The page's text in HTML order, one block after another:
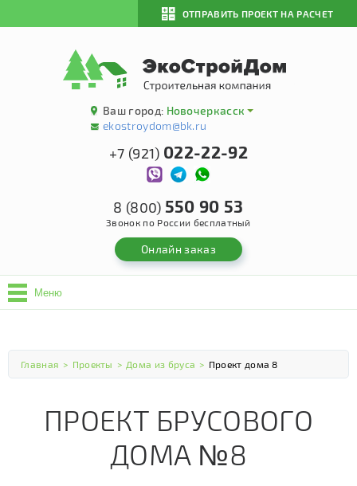
ОТПРАВИТЬ ПРОЕКТ НА РАСЧЕТ
Ваш город: Новочеркасск
ekostroydom@bk.ru
+7 (921) 022-22-92
8 (800) 550 90 53
Звонок по России бесплатный
Онлайн заказ
Меню
Главная > Проекты > Дома из бруса > Проект дома 8
ПРОЕКТ БРУСОВОГО
ДОМА №8